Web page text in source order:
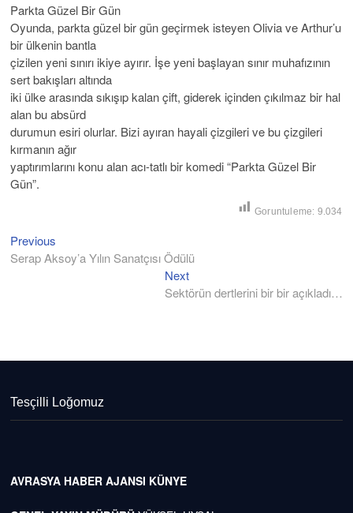
Parkta Güzel Bir Gün
Oyunda, parkta güzel bir gün geçirmek isteyen Olivia ve Arthur’u
bir ülkenin bantla
çizilen yeni sınırı ikiye ayırır. İşe yeni başlayan sınır muhafızının
sert bakışları altında
iki ülke arasında sıkışıp kalan çift, giderek içinden çıkılmaz bir hal
alan bu absürd
durumun esiri olurlar. Bizi ayıran hayali çizgileri ve bu çizgileri
kırmanın ağır
yaptırımlarını konu alan acı-tatlı bir komedi “Parkta Güzel Bir
Gün”.
Goruntuleme: 9.034
Yazı
gezinmesi
Previous
post:
Serap Aksoy’a Yılın Sanatçısı Ödülü
NextNext
post:
Sektörün dertlerini bir bir açıkladı…
Tesçilli Loğomuz
AVRASYA HABER AJANSI KÜNYE